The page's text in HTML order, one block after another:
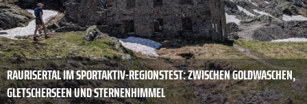
RAURISERTAL IM SPORTAKTIV-REGIONSTEST: ZWISCHEN GOLDWASCHEN,
GLETSCHERSEEN UND STERNENHIMMEL